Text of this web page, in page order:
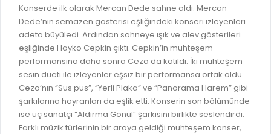
BÜTÇE
FAALİYET RAPORLARI
KESİN HESAPLAR
GELİR TARİFESİ
İMAR PLANI DEĞİŞİKLİKLERİ
UKOME TOPLANTILARI
İTFAİYE OLAY KAYDI BAŞVURUSU
BADEM KAYIT
İHALE İLANLARI
DOĞRUDAN TEMİN İLANLARI
EVRAK TAKİBİ
MEZARLIK BİLGİ SİSTEMİ
Konserde ilk olarak Mercan Dede sahne aldı. Mercan
Dede’nin semazen gösterisi eşliğindeki konseri izleyenleri
adeta büyüledi. Ardından sahneye ışık ve alev gösterileri
eşliğinde Hayko Cepkin çıktı. Cepkin’in muhteşem
performansına daha sonra Ceza da katıldı. İki muhteşem
sesin düeti ile izleyenler eşsiz bir performansa ortak oldu.
Ceza’nın “Sus pus”, “Yerli Plaka” ve “Panorama Harem” gibi
şarkılarına hayranları da eşlik etti. Konserin son bölümünde
ise üç sanatçı “Aldırma Gönül” şarkısını birlikte seslendirdi.
Farklı müzik türlerinin bir araya geldiği muhteşem konser,